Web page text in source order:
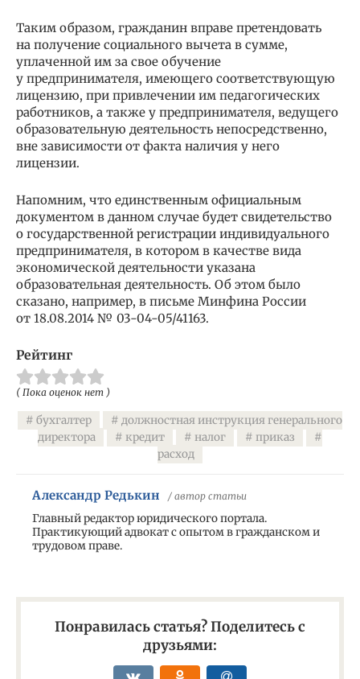
Таким образом, гражданин вправе претендовать
на получение социального вычета в сумме,
уплаченной им за свое обучение
у предпринимателя, имеющего соответствующую
лицензию, при привлечении им педагогических
работников, а также у предпринимателя, ведущего
образовательную деятельность непосредственно,
вне зависимости от факта наличия у него
лицензии.
Напомним, что единственным официальным
документом в данном случае будет свидетельство
о государственной регистрации индивидуального
предпринимателя, в котором в качестве вида
экономической деятельности указана
образовательная деятельность. Об этом было
сказано, например, в письме Минфина России
от 18.08.2014 № 03-04-05/41163.
Рейтинг
( Пока оценок нет )
бухгалтер
должностная инструкция генерального
директора
кредит налог
приказ
расход
Александр Редькин / автор статьи
Главный редактор юридического портала.
Практикующий адвокат с опытом в гражданском и
трудовом праве.
Понравилась статья? Поделитесь с
друзьями: